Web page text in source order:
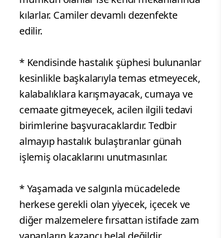
kılarlar. Camiler devamlı dezenfekte
edilir.
* Kendisinde hastalık şüphesi bulunanlar
kesinlikle başkalarıyla temas etmeyecek,
kalabalıklara karışmayacak, cumaya ve
cemaate gitmeyecek, acilen ilgili tedavi
birimlerine başvuracaklardır. Tedbir
almayıp hastalık bulaştıranlar günah
işlemiş olacaklarını unutmasınlar.
* Yaşamada ve salgınla mücadelede
herkese gerekli olan yiyecek, içecek ve
diğer malzemelere fırsattan istifade zam